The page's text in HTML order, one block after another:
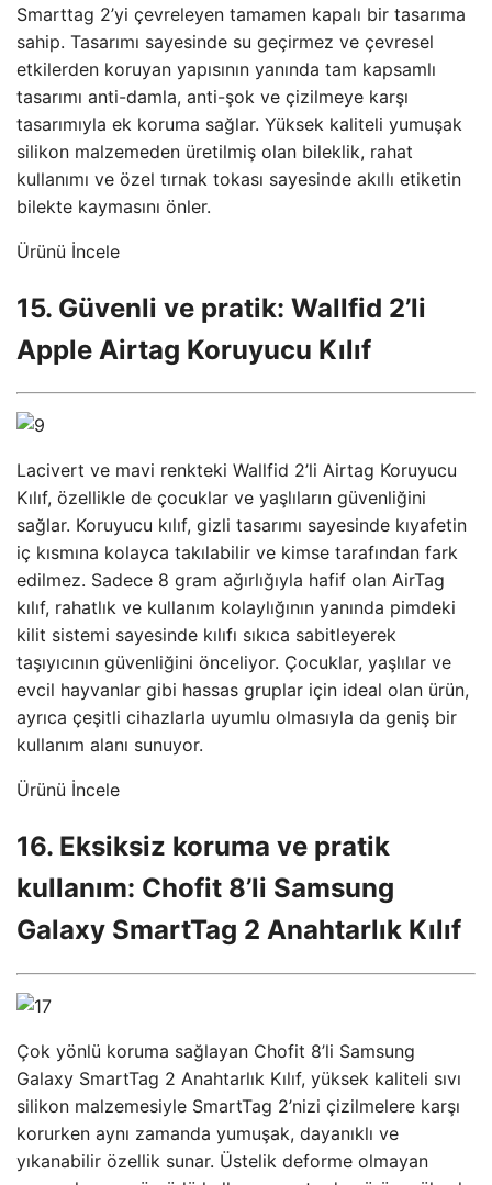
Smarttag 2’yi çevreleyen tamamen kapalı bir tasarıma
sahip. Tasarımı sayesinde su geçirmez ve çevresel
etkilerden koruyan yapısının yanında tam kapsamlı
tasarımı anti-damla, anti-şok ve çizilmeye karşı
tasarımıyla ek koruma sağlar. Yüksek kaliteli yumuşak
silikon malzemeden üretilmiş olan bileklik, rahat
kullanımı ve özel tırnak tokası sayesinde akıllı etiketin
bilekte kaymasını önler.
Ürünü İncele
15. Güvenli ve pratik: Wallfid 2’li
Apple Airtag Koruyucu Kılıf
Lacivert ve mavi renkteki Wallfid 2’li Airtag Koruyucu
Kılıf, özellikle de çocuklar ve yaşlıların güvenliğini
sağlar. Koruyucu kılıf, gizli tasarımı sayesinde kıyafetin
iç kısmına kolayca takılabilir ve kimse tarafından fark
edilmez. Sadece 8 gram ağırlığıyla hafif olan AirTag
kılıf, rahatlık ve kullanım kolaylığının yanında pimdeki
kilit sistemi sayesinde kılıfı sıkıca sabitleyerek
taşıyıcının güvenliğini önceliyor. Çocuklar, yaşlılar ve
evcil hayvanlar gibi hassas gruplar için ideal olan ürün,
ayrıca çeşitli cihazlarla uyumlu olmasıyla da geniş bir
kullanım alanı sunuyor.
Ürünü İncele
16. Eksiksiz koruma ve pratik
kullanım: Chofit 8’li Samsung
Galaxy SmartTag 2 Anahtarlık Kılıf
Çok yönlü koruma sağlayan Chofit 8’li Samsung
Galaxy SmartTag 2 Anahtarlık Kılıf, yüksek kaliteli sıvı
silikon malzemesiyle SmartTag 2’nizi çizilmelere karşı
korurken aynı zamanda yumuşak, dayanıklı ve
yıkanabilir özellik sunar. Üstelik deforme olmayan